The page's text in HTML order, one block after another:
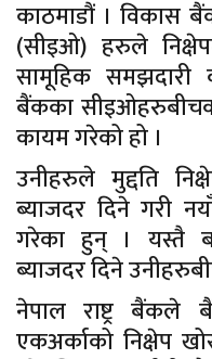
काठमाडौं । विकास
(सीइओ) हरुले
सामूहिक
बैंकका
कायम गरेको हो ।
उनीहरुले मुद्दति
ब्याजदर दिने गरी
गरेका हुन् । यस्तै
ब्याजदर दिने
नेपाल राष्ट्र बैंकले
एकअर्काको निक्षेप